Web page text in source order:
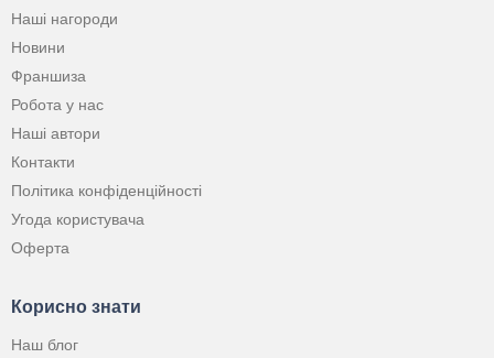
Наші нагороди
Новини
Франшиза
Робота у нас
Наші автори
Контакти
Політика конфіденційності
Угода користувача
Оферта
Корисно знати
Наш блог